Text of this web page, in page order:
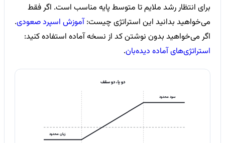
برای انتظار رشد ملایم تا متوسط پایه مناسب است. اگر فقط
می‌خواهید بدانید این استراتژی چیست:آموزش اسپرد صعودی.
اگر می‌خواهید بدون نوشتن کد از نسخه آماده استفاده کنید:
استراتژی‌های آماده دیده‌بان.
دو پا، دو سقف
زیان محدود
سود محدود